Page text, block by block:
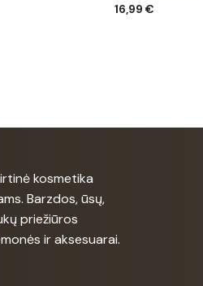
16,99€
kosmetika
Barzdos, ūsų,
priežiūros
ir aksesuarai.